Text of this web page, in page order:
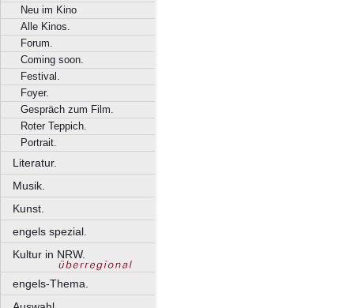
Neu im Kino
Alle Kinos.
Forum.
Coming soon.
Festival.
Foyer.
Gespräch zum Film.
Roter Teppich.
Portrait.
Literatur.
Musik.
Kunst.
engels spezial.
Kultur in NRW.
engels-Thema.